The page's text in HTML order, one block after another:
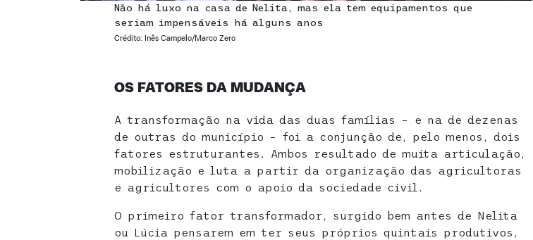
Não há luxo na casa de Nelita, mas ela tem equipamentos que
seriam impensáveis há alguns anos
Crédito: Inês Campelo/Marco Zero
OS FATORES DA MUDANÇA
A transformação na vida das duas famílias – e na de dezenas
de outras do município – foi a conjunção de, pelo menos, dois
fatores estruturantes. Ambos resultado de muita articulação,
mobilização e luta a partir da organização das agricultoras
e agricultores com o apoio da sociedade civil.
O primeiro fator transformador, surgido bem antes de Nelita
ou Lúcia pensarem em ter seus próprios quintais produtivos,